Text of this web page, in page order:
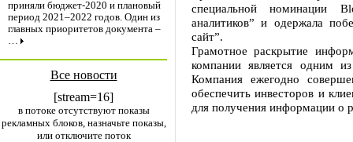
приняли бюджет-2020 и плановый
период 2021–2022 годов. Один из
главных приоритетов документа –
…
Все новости
[stream=16]
в потоке отсутствуют показы
рекламных блоков, назначьте показы,
или отключите поток
специальной номинации
аналитиков” и одержала
сайт”.
Грамотное раскрытие
компании является одним
Компания ежегодно
обеспечить инвесторов и
для получения информации о